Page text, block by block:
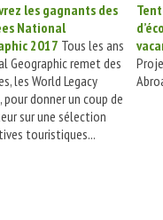
les gagnants des
National
2017 Tous les ans
Geographic remet des
les World Legacy
pour donner un coup de
sur une sélection
touristiques...